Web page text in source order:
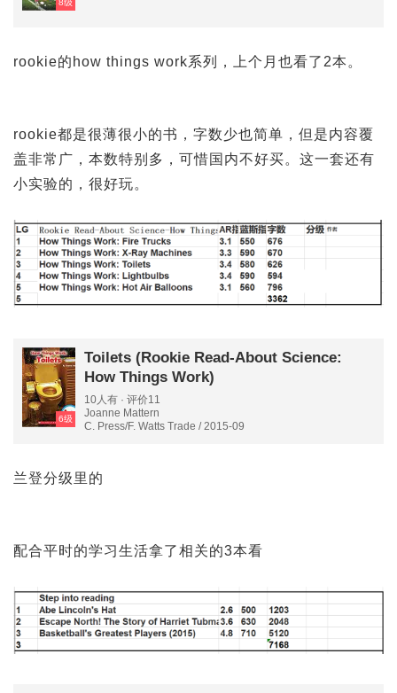
8级
rookie的how things work系列，上个月也看了2本。
rookie都是很薄很小的书，字数少也简单，但是内容覆
盖非常广，本数特别多，可惜国内不好买。这一套还有
小实验的，很好玩。
6级
Toilets (Rookie Read-About Science:
How Things Work)
10人有 · 评价11
Joanne Mattern
C. Press/F. Watts Trade / 2015-09
兰登分级里的
配合平时的学习生活拿了相关的3本看